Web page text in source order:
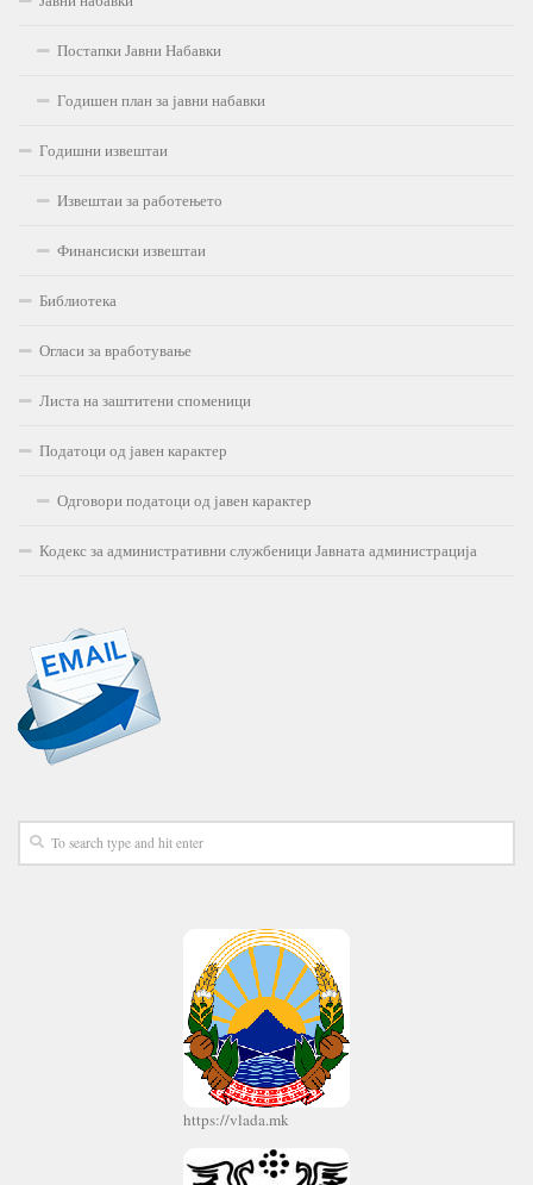
Постапки Јавни Набавки
Годишен план за јавни набавки
Годишни извештаи
Извештаи за работењето
Финансиски извештаи
Библиотека
Огласи за вработување
Листа на заштитени споменици
Податоци од јавен карактер
Одговори податоци од јавен карактер
Кодекс за административни службеници Јавната администрација
https://vlada.mk